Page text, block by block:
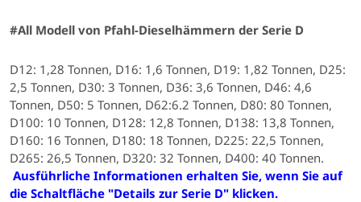
#All Modell von Pfahl-Dieselhämmern der Serie D
D12: 1,28 Tonnen, D16: 1,6 Tonnen, D19: 1,82 Tonnen, D25:
2,5 Tonnen, D30: 3 Tonnen, D36: 3,6 Tonnen, D46: 4,6
Tonnen, D50: 5 Tonnen, D62:6.2 Tonnen, D80: 80 Tonnen,
D100: 10 Tonnen, D128: 12,8 Tonnen, D138: 13,8 Tonnen,
D160: 16 Tonnen, D180: 18 Tonnen, D225: 22,5 Tonnen,
D265: 26,5 Tonnen, D320: 32 Tonnen, D400: 40 Tonnen.
Ausführliche Informationen erhalten Sie, wenn Sie auf
die Schaltfläche "Details zur Serie D" klicken.